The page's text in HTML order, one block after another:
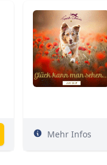
Mehr Infos